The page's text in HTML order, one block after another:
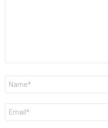
Nome
E-
mail
*